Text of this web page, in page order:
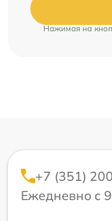
Нажимая на
+7 (351)
Ежедневно с